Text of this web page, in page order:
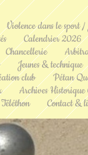
Violence dans le sport
Calendrier 2026
Chancellerie
Jeunes & technique
club
Pétan
Archives
Téléthon Contact &